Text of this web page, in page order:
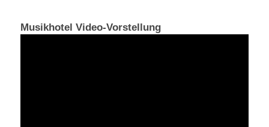
Musikhotel Video-Vorstellung